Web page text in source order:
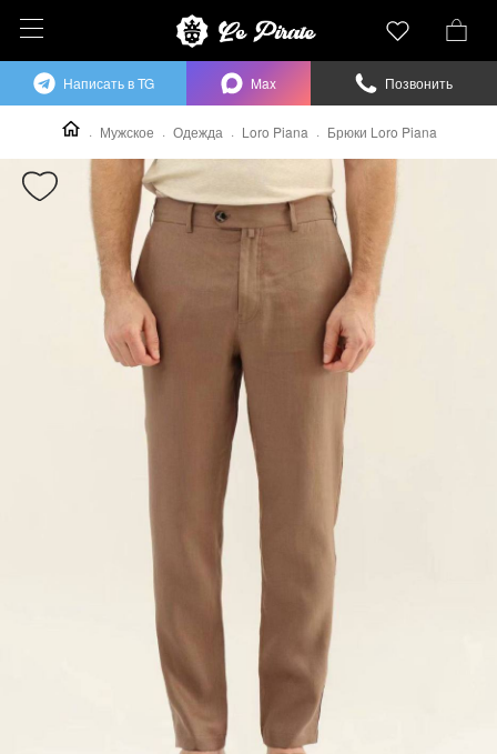
Мужское Одежда Loro Piana Брюки Loro Piana
Написать в TG Max Позвонить